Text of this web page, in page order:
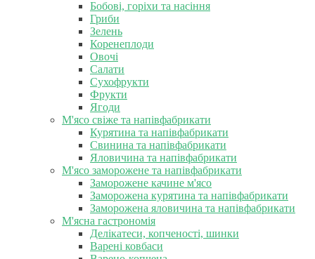
Бобові, горіхи та насіння
Гриби
Зелень
Коренеплоди
Овочі
Салати
Сухофрукти
Фрукти
Ягоди
М'ясо свіже та напівфабрикати
Курятина та напівфабрикати
Свинина та напівфабрикати
Яловичина та напівфабрикати
М'ясо заморожене та напівфабрикати
Заморожене качине м'ясо
Заморожена курятина та напівфабрикати
Заморожена яловичина та напівфабрикати
М'ясна гастрономія
Делікатеси, копченості, шинки
Варені ковбаси